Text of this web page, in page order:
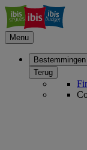
Menu
Bestemmingen
Terug